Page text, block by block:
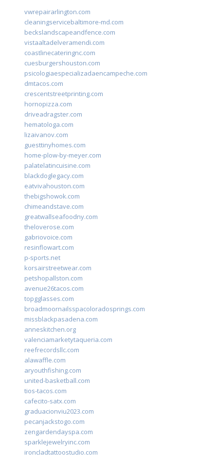
vwrepairarlington.com
cleaningservicebaltimore-md.com
beckslandscapeandfence.com
vistaaltadelveramendi.com
coastlinecateringnc.com
cuesburgershouston.com
psicologiaespecializadaencampeche.com
dmtacos.com
crescentstreetprinting.com
hornopizza.com
driveadragster.com
hematologa.com
lizaivanov.com
guesttinyhomes.com
home-plow-by-meyer.com
palatelatincuisine.com
blackdoglegacy.com
eatvivahouston.com
thebigshowok.com
chimeandstave.com
greatwallseafoodny.com
theloverose.com
gabriovoice.com
resinflowart.com
p-sports.net
korsairstreetwear.com
petshopallston.com
avenue26tacos.com
topgglasses.com
broadmoornailsspacoloradosprings.com
missblackpasadena.com
anneskitchen.org
valenciamarketytaqueria.com
reefrecordsllc.com
alawaffle.com
aryouthfishing.com
united-basketball.com
tios-tacos.com
cafecito-satx.com
graduacionviu2023.com
pecanjackstogo.com
zengardendayspa.com
sparklejewelryinc.com
ironcladtattoostudio.com